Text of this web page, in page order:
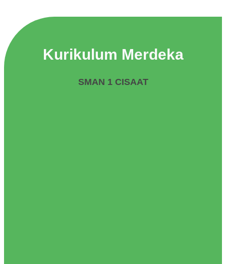
Kurikulum Merdeka
SMAN 1 CISAAT